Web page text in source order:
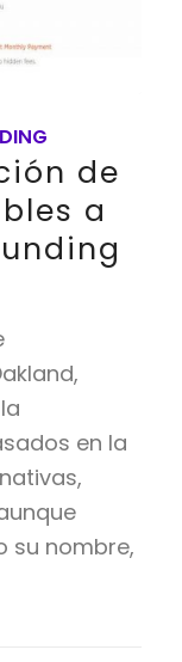
de
a
en la
su nombre,